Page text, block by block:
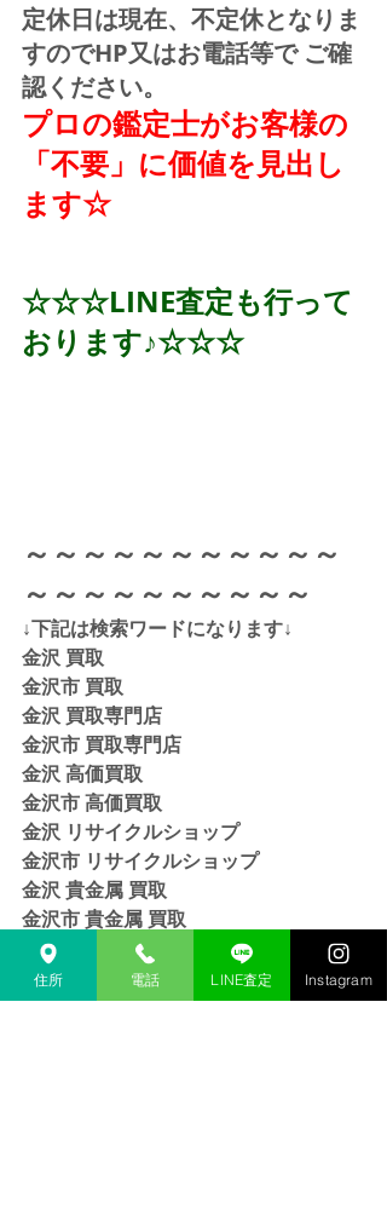
定休日は現在、不定休となりま
すのでHP又はお電話等で ご確
認ください。
プロの鑑定士がお客様の
「不要」に価値を見出し
ます☆
☆☆☆LINE査定も行って
おります♪☆☆☆
～～～～～～～～～～～
～～～～～～～～～～
↓下記は検索ワードになります↓
金沢 買取
金沢市 買取
金沢 買取専門店
金沢市 買取専門店
金沢 高価買取
金沢市 高価買取
金沢 リサイクルショップ
金沢市 リサイクルショップ
金沢 貴金属 買取
金沢市 貴金属 買取
金沢 金 買取
金沢市 金 買取
金沢 １８金 買取
住所 電話 LINE査定 Instagram